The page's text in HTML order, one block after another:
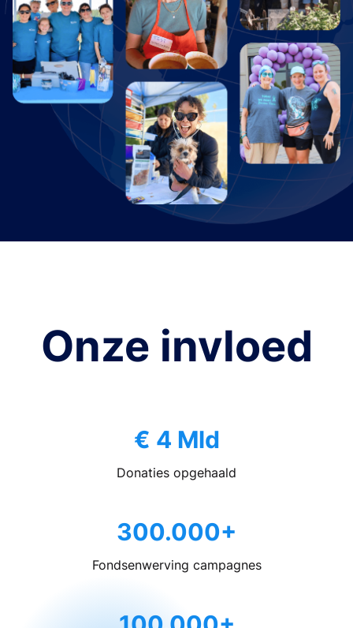
Onze invloed
€ 4 Mld
Donaties opgehaald
300.000+
Fondsenwerving campagnes